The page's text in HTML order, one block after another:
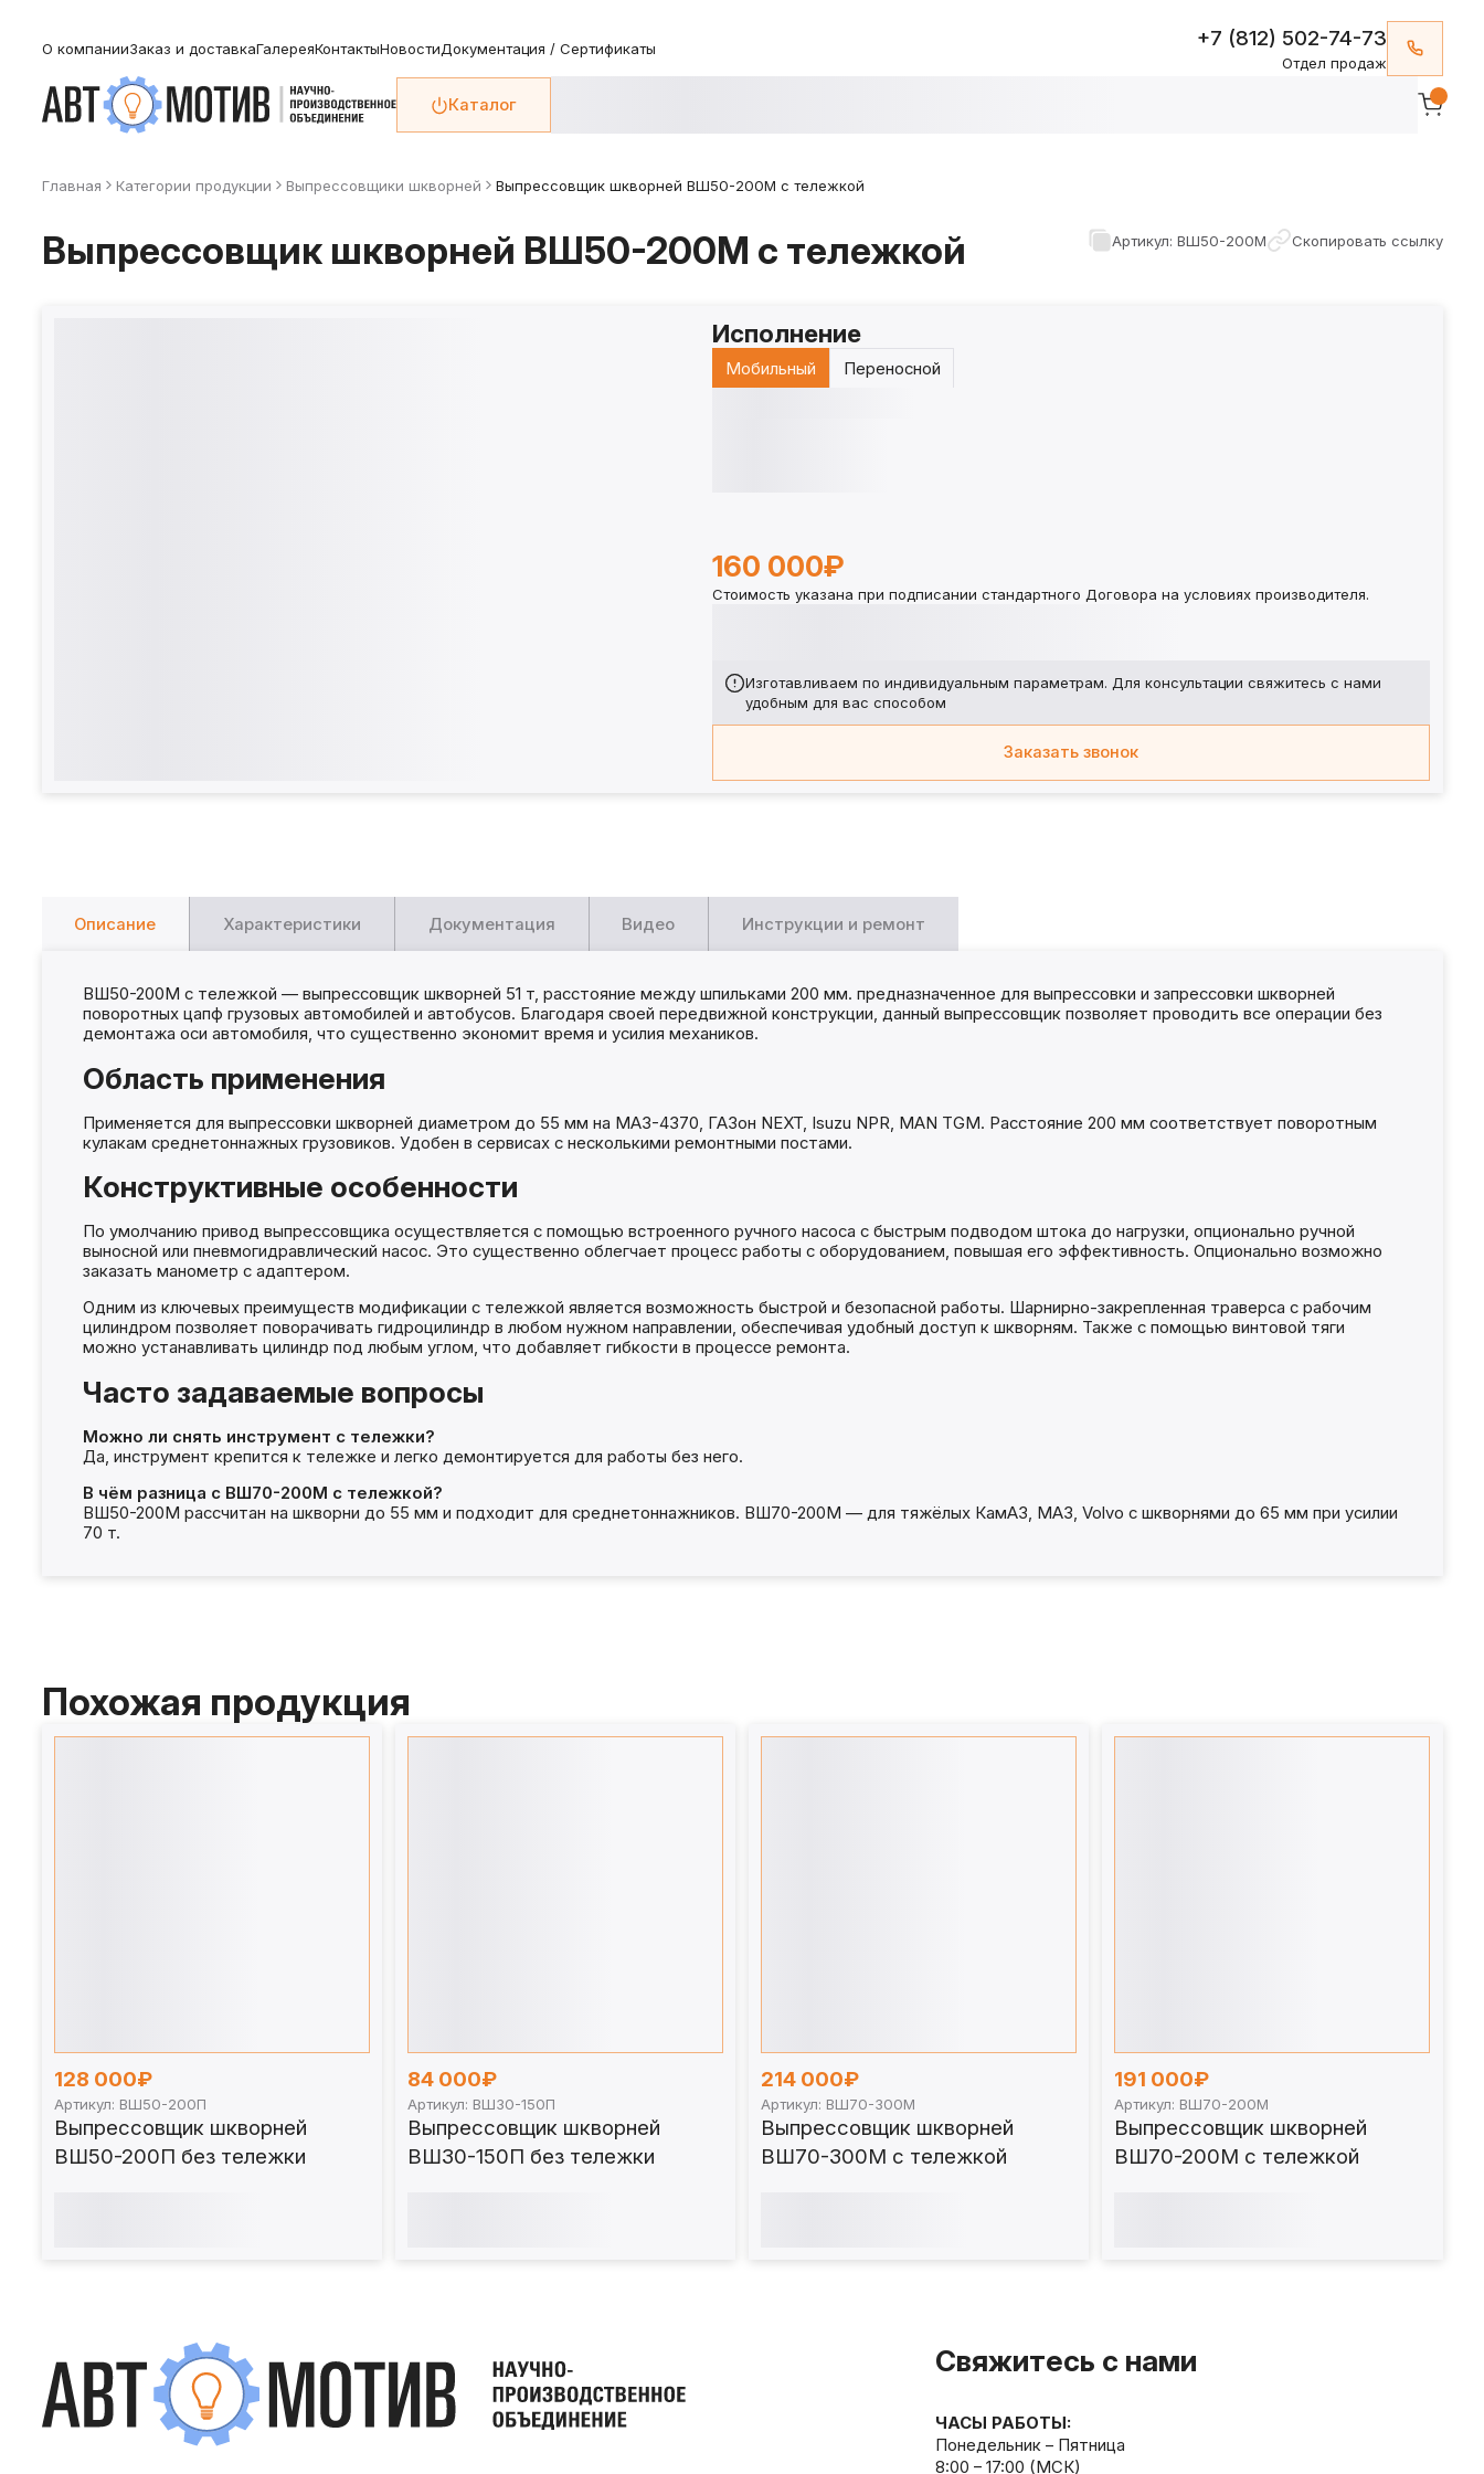
О компанииЗаказ и доставкаГалереяКонтактыНовостиДокументация / Сертификаты +7 (812) 502-74-73
Отдел продаж
Каталог
Главная Категории продукции Выпрессовщики шкворней Выпрессовщик шкворней ВШ50-200М с тележкой
Выпрессовщик шкворней ВШ50-200М с тележкой Артикул: ВШ50-200М Скопировать ссылку
Исполнение
Мобильный Переносной
160 000₽
Стоимость указана при подписании стандартного Договора на условиях производителя.
Изготавливаем по индивидуальным параметрам. Для консультации свяжитесь с нами
удобным для вас способом
Заказать звонок
Описание Характеристики Документация Видео Инструкции и ремонт
ВШ50-200М с тележкой — выпрессовщик шкворней 51 т, расстояние между шпильками 200 мм. предназначенное для выпрессовки и запрессовки шкворней
поворотных цапф грузовых автомобилей и автобусов. Благодаря своей передвижной конструкции, данный выпрессовщик позволяет проводить все операции без
демонтажа оси автомобиля, что существенно экономит время и усилия механиков.
Область применения
Применяется для выпрессовки шкворней диаметром до 55 мм на МАЗ-4370, ГАЗон NEXT, Isuzu NPR, MAN TGM. Расстояние 200 мм соответствует поворотным
кулакам среднетоннажных грузовиков. Удобен в сервисах с несколькими ремонтными постами.
Конструктивные особенности
По умолчанию привод выпрессовщика осуществляется с помощью встроенного ручного насоса с быстрым подводом штока до нагрузки, опционально ручной
выносной или пневмогидравлический насос. Это существенно облегчает процесс работы с оборудованием, повышая его эффективность. Опционально возможно
заказать манометр с адаптером.
Одним из ключевых преимуществ модификации с тележкой является возможность быстрой и безопасной работы. Шарнирно-закрепленная траверса с рабочим
цилиндром позволяет поворачивать гидроцилиндр в любом нужном направлении, обеспечивая удобный доступ к шкворням. Также с помощью винтовой тяги
можно устанавливать цилиндр под любым углом, что добавляет гибкости в процессе ремонта.
Часто задаваемые вопросы
Можно ли снять инструмент с тележки?
Да, инструмент крепится к тележке и легко демонтируется для работы без него.
В чём разница с ВШ70-200М с тележкой?
ВШ50-200М рассчитан на шкворни до 55 мм и подходит для среднетоннажников. ВШ70-200М — для тяжёлых КамАЗ, МАЗ, Volvo с шкворнями до 65 мм при усилии
70 т.
Похожая продукция
128 000₽
Артикул: ВШ50-200П
Выпрессовщик шкворней
ВШ50-200П без тележки
84 000₽
Артикул: ВШ30-150П
Выпрессовщик шкворней
ВШ30-150П без тележки
214 000₽
Артикул: ВШ70-300М
Выпрессовщик шкворней
ВШ70-300М с тележкой
191 000₽
Артикул: ВШ70-200М
Выпрессовщик шкворней
ВШ70-200М с тележкой
Свяжитесь с нами
ЧАСЫ РАБОТЫ:
Понедельник – Пятница
8:00 – 17:00 (МСК)